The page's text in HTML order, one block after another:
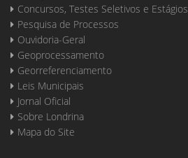
Concursos, Testes Seletivos e Estágios
Pesquisa de Processos
Ouvidoria-Geral
Geoprocessamento
Georreferenciamento
Leis Municipais
Jornal Oficial
Sobre Londrina
Mapa do Site